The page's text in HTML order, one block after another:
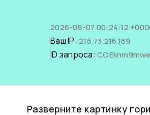
2026-08-07 00:24:12
Ваш IP: 216.73.216.169
ID запроса:
Разверните картинку